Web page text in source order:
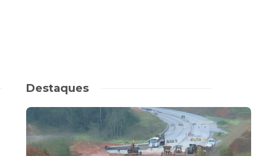
Destaques